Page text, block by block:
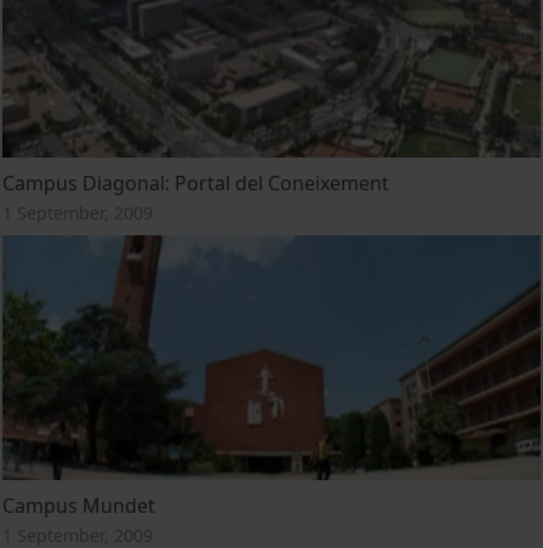
Campus Diagonal: Portal del Coneixement
1 September, 2009
Campus Mundet
1 September, 2009